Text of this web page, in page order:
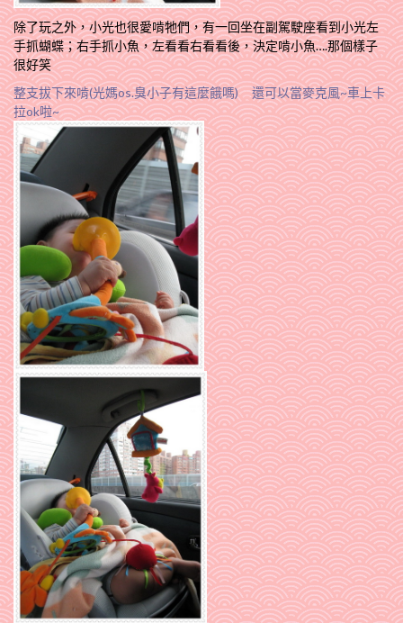
除了玩之外，小光也很愛啃牠們，有一回坐在副駕駛座看到小光左
手抓蝴蝶；右手抓小魚，左看看右看看後，決定啃小魚….那個樣子
很好笑
整支拔下來啃(光媽os.臭小子有這麼餓嗎) 還可以當麥克風~車上卡
拉ok啦~